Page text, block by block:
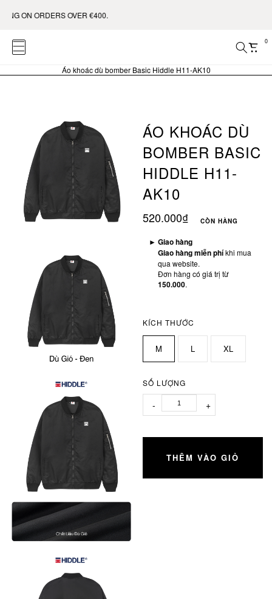
ORDERS OVER €400.
0
Áo khoác dù bomber Basic Hiddle H11-AK10
ÁO KHOÁC DÙ
BOMBER BASIC
HIDDLE H11-
AK10
520.000₫ CÒN HÀNG
► Giao hàng
Giao hàng miễn phíkhi mua
qua website.
Đơn hàng có giá trị từ
150.000.
KÍCH THƯỚC
M L XL
SỐ LƯỢNG
- +
THÊM VÀO GIỎ